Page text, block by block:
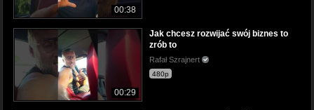
00:38
00:29
Jak chcesz rozwijać swój biznes to
zrób to
Rafał Szrajnert
480p